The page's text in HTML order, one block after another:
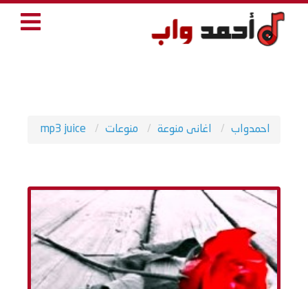
احمدواب اغانى منوعة منوعات mp3 juice